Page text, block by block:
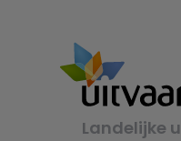
Landelijke